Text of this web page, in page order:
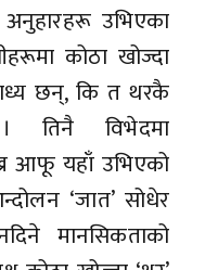
उभिएका
कोठा खोज्दा
छन्, कि त थरकै
तिनै विभेदमा
आफू यहाँ उभिएको
‘जात’ सोधेर
मानसिकताको